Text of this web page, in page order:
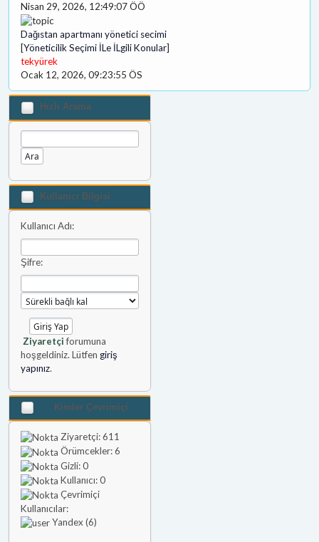
Nisan 29, 2026, 12:49:07 ÖÖ
Dağıstan apartmanı yönetici secimi
[Yöneticilik Seçimi İLe İLgili Konular]
tekyürek
Ocak 12, 2026, 09:23:55 ÖS
Hızlı Arama
Kullanıcı Bilgisi
Kullanıcı Adı:
Şifre:
Ziyaretçiforumuna
hoşgeldiniz. Lütfen giriş
yapınız.
Kimler Çevrimiçi
Ziyaretçi: 611
Örümcekler: 6
Gizli: 0
Kullanıcı: 0
Çevrimiçi
Kullanıcılar:
Yandex (6)